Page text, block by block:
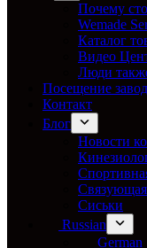
Почему
Wemade
Каталог
Видео
Люди
Посещение
Контакт
Блог
Новости
Связующая
Сиськи
Russian
German